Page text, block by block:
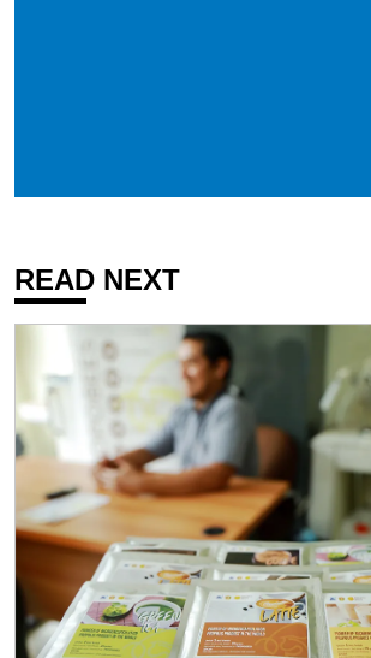
READ NEXT